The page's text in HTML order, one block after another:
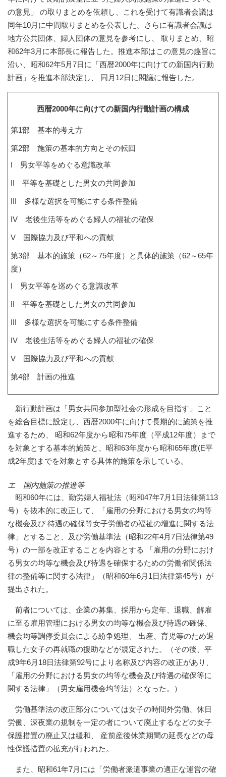
の意見」 の取りまとめを依頼し、これを受けて有識者会議は
同年10月に中間取りまとめを公表した。さらに有識者会議は
地方公共団体、婦人団体の意見を参考にし、 取りまとめ、昭
和62年3月に本部長に報告した。推進本部はこの意見の趣旨に
沿い、昭和62年5月7日に「西暦2000年に向けての新国内行動
計画」を推進本部決定し、 同月12日に閣議に報告した。
西暦2000年に向けての新国内行動計画の構成
第1部 基本的考え方
第2部 施策の基本的方向とその転回
I 男女平等をめぐる意識改革
II 平等を基礎とした男女の共同参加
III 多様な選択を可能にする条件整備
IV 老後生活等をめぐる婦人の福祉の確保
V 国際協力及び平和への貢献
第3部 基本的施策（62～75年度）と具体的施策（62～65年
度）
I 男女平等を巡めぐる意識改革
II 平等を基礎とした男女の共同参加
III 多様な選択を可能にする条件整備
IV 老後生活等をめぐる婦人の福祉の確保
V 国際協力及び平和への貢献
第4部 計画の推進
新行動計画は「男女共同参加型社会の形成を目指す」こと
を総合目標に設定し、西暦2000年に向けて長期的に施策を推
進するため、 昭和62年度から昭和75年度（平成12年度）まで
を対象とする基本的施策と、昭和63年度から昭和65年度(E平
成2年度)までを対象とする具体的施策を示している。
エ 国内施策の推進等
昭和60年には、勤労婦人福祉法（昭和47年7月1日法律第113
号）を抜本的に改正して、「雇用の分野における男女の均等
な機会及び 待遇の確保等女子労働者の福祉の増進に関する法
律」とすること、及び労働基準法（昭和22年4月7日法律第49
号）の一部を改正することを内容とする 「雇用の分野におけ
る男女の均等な機会及び待遇を確保するための労働省関係法
律の整備等に関する法律」（昭和60年6月1日法律第45号）が
提出された。
前者については、企業の募集、採用から定年、退職、解雇
に至る雇用管理における男女の均等な機会及び待遇の確保、
機会均等調停委員会による紛争処理、 出産、育児等のため退
職した女子の再就職の援助などが規定された。（その後、平
成9年6月18日法律第92号により名称及び内容の改正があり、
「雇用の分野における男女の均等な機会及び待遇の確保等に
関する法律」（男女雇用機会均等法）となった。）
労働基準法の改正部分については女子の時間外労働、休日
労働、深夜業の規制を一定の者について廃止するなどの女子
保護措置の廃止又は緩和、 産前産後休業期間の延長などの母
性保護措置の拡充が行われた。
また、昭和61年7月には「労働者派遣事業の適正な運営の確